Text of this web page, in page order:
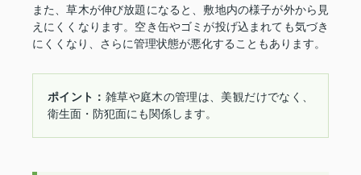
また、草木が伸び放題になると、敷地内の様子が外から見
えにくくなります。空き缶やゴミが投げ込まれても気づき
にくくなり、さらに管理状態が悪化することもあります。
ポイント： 雑草や庭木の管理は、美観だけでなく、
衛生面・防犯面にも関係します。